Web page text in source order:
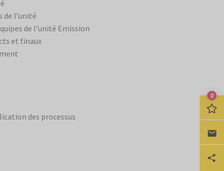
0
l’unité
de l’unité Emission
et finaux
des processus